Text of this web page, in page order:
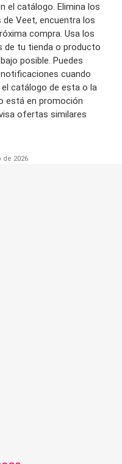
el catálogo. Elimina los
Veet, encuentra los
compra. Usa los
tu tienda o producto
posible. Puedes
cuando
catálogo de esta o la
está en promoción
ofertas similares
2026